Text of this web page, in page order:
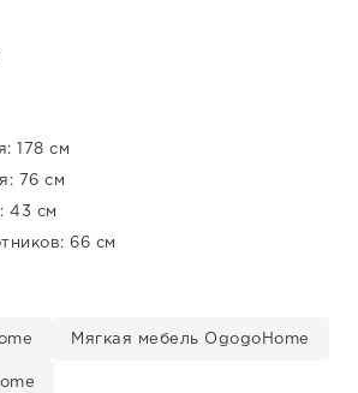
178 см
76 см
43 см
66 см
Мягкая мебель OgogoHome